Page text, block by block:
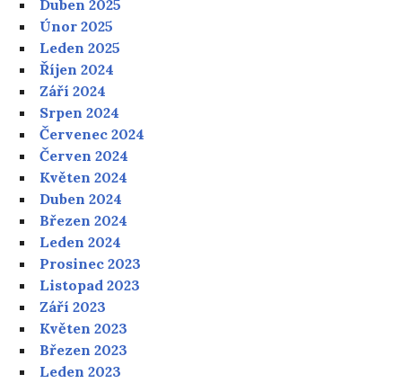
Duben 2025
Únor 2025
Leden 2025
Říjen 2024
Září 2024
Srpen 2024
Červenec 2024
Červen 2024
Květen 2024
Duben 2024
Březen 2024
Leden 2024
Prosinec 2023
Listopad 2023
Září 2023
Květen 2023
Březen 2023
Leden 2023